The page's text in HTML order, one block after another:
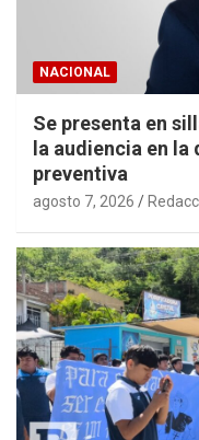
NACIONAL
Se presenta en
la audiencia en
preventiva
agosto 7, 2026